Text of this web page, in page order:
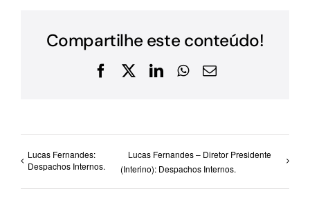
Compartilhe este conteúdo!
Facebook
X LinkedInWhatsApp
E-
Lucas Fernandes:
Despachos Internos.
Lucas Fernandes – Diretor Presidente
(Interino): Despachos Internos.